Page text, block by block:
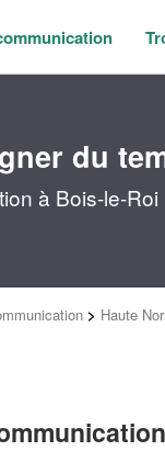
du
à Bois-le-
> Haute